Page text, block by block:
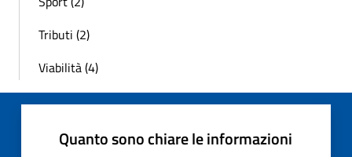
Tributi (2)
Viabilità (4)
Quanto sono chiare le informazioni